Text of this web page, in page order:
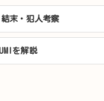
結末・犯人考察
を解説